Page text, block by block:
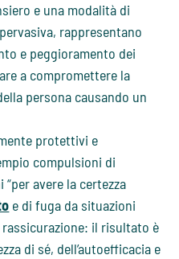
e una modalità di
rappresentano
e peggioramento dei
a compromettere la
persona causando un
protettivi e
compulsioni di
avere la certezza
e di fuga da situazioni
il risultato è
di sé, dell’autoefficacia e